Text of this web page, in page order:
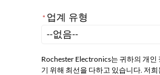
* 업계 유형
업계 유형
Rochester Electronics는 귀하의 개인
기 위해 최선을 다하고 있습니다. 저